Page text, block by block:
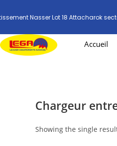
Nasser Lot 18 Attacharok
Accueil
Chargeur
Showing the single